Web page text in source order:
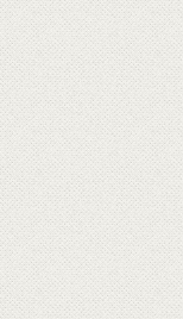
網站導覽
‧請勿轉載
號
取得最佳瀏覽效果